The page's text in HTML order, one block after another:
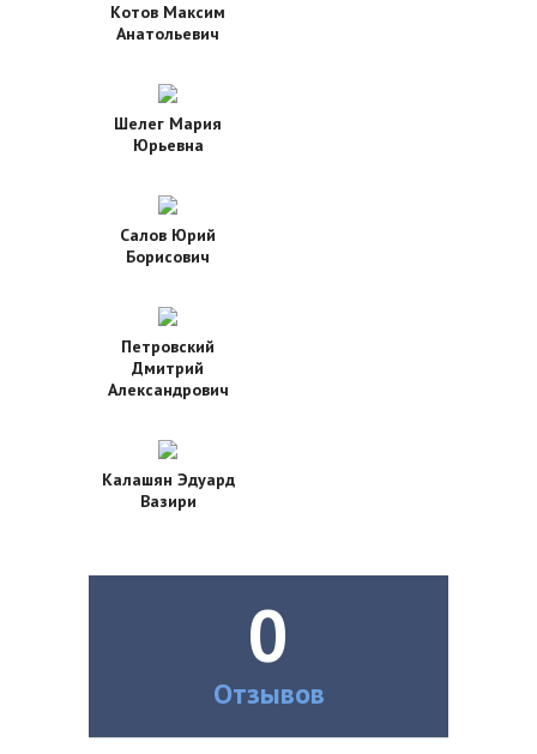
Котов Максим
Анатольевич
Шелег Мария
Юрьевна
Салов Юрий
Борисович
Петровский
Дмитрий
Александрович
Калашян Эдуард
Вазири
0
Отзывов